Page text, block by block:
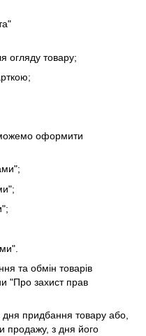
огляду товару;
оформити
та обмін товарів
"Про захист прав
дня придбання товару або,
продажу, з дня його